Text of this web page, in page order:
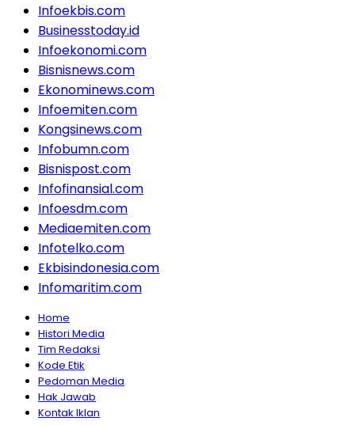
Infoekbis.com
Businesstoday.id
Infoekonomi.com
Bisnisnews.com
Ekonominews.com
Infoemiten.com
Kongsinews.com
Infobumn.com
Bisnispost.com
Infofinansial.com
Infoesdm.com
Mediaemiten.com
Infotelko.com
Ekbisindonesia.com
Infomaritim.com
Home
Histori Media
Tim Redaksi
Kode Etik
Pedoman Media
Hak Jawab
Kontak Iklan